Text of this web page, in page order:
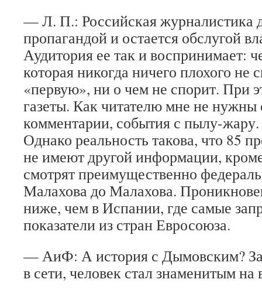
— Л. П.: Российская журналистика
пропагандой и остается обслугой
Аудитория ее так и воспринимает:
которая никогда ничего плохого не
«первую», ни о чем не спорит. При
газеты. Как читателю мне не нужны
комментарии, события с пылу-
Однако реальность такова, что 85
не имеют другой информации,
смотрят преимущественно
Малахова до Малахова.
ниже, чем в Испании, где самые
показатели из стран Евросоюза.
— АиФ: А история с Дымовским?
в сети, человек стал знаменитым на